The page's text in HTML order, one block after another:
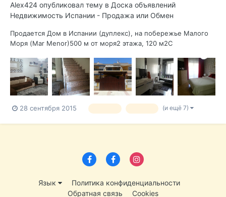
Alex424 опубликовал тему в Доска объявлений
Недвижимость Испании - Продажа или Обмен
Продается Дом в Испании (дуплекс), на побережье Малого
Моря (Mar Menor)500 м от моря2 этажа, 120 м2С
фирменной сантехникойКухня с большим столом из
натурального дерева, полностью оборудована: большой
холодильник, плита, духовка, стиральная машина, сушк...
28 сентября 2015 (и ещё 7)
Язык
Политика конфиденциальности
Обратная связь
Cookies